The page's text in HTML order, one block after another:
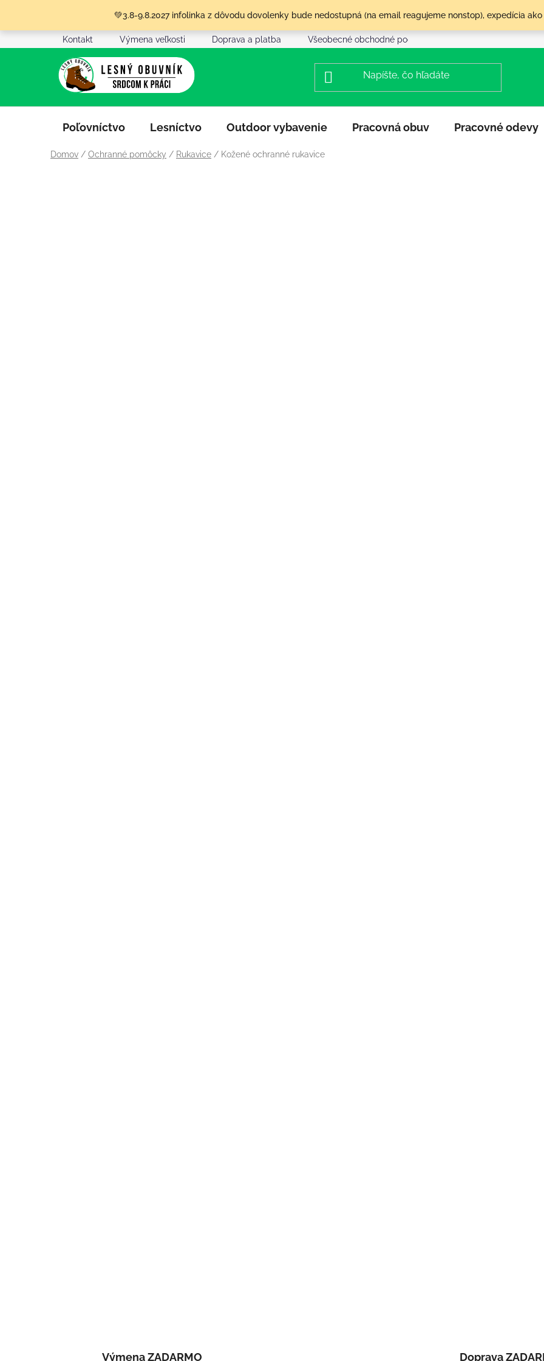
obsah
💚3.8-9.8.2027 infolinka z dôvodu dovolenky bude nedostupná (na email reagujeme nonstop), expedícia
Kontakt Výmena veľkosti Doprava a platba Všeobecné obchodné podmienky
Poľovníctvo Lesníctvo Outdoor vybavenie Pracovná obuv Pracovné odevy
Domov / Ochranné pomôcky / Rukavice / Kožené ochranné rukavice
Výmena ZADARMO Doprava